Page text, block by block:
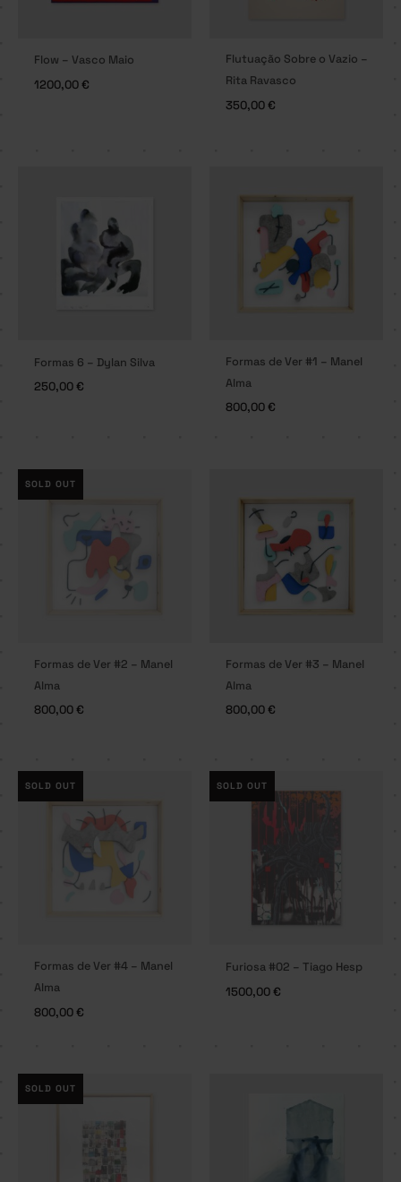
Flow – Vasco Maio
1200,00€
Flutuação Sobre o Vazio –
Rita Ravasco
350,00€
Formas 6 – Dylan Silva
250,00€
Formas de Ver #1 – Manel
Alma
800,00€
SOLD OUT
Formas de Ver #2 – Manel
Alma
800,00€
Formas de Ver #3 – Manel
Alma
800,00€
SOLD OUT
Formas de Ver #4 – Manel
Alma
800,00€
SOLD OUT
Furiosa #02 – Tiago Hesp
1500,00€
SOLD OUT